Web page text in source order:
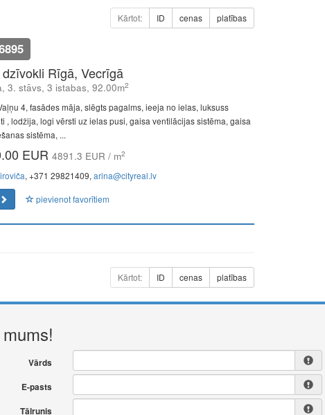
Kārtot: ID cenas platības
dzīvokli Rīgā, Vecrīgā
3. stāvs, 3 istabas, 92.00m2
4, fasādes māja, slēgts pagalms, ieeja no ielas, luksuss
, lodžija, logi vērsti uz ielas pusi, gaisa ventilācijas sistēma, gaisa
sistēma, ...
EUR 4891.3 EUR / m2
, +371 29821409, arina@cityreal.lv
pievienot favorītiem
Kārtot: ID cenas platības
Vārds
E-pasts
Tālrunis